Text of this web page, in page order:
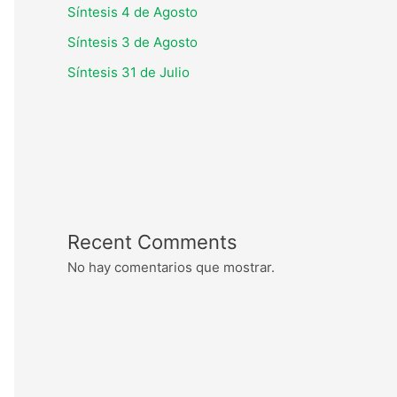
Síntesis 4 de Agosto
Síntesis 3 de Agosto
Síntesis 31 de Julio
Recent Comments
No hay comentarios que mostrar.